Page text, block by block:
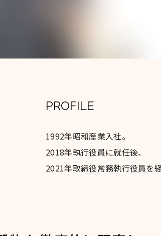
PROFILE
1992年昭和産業入社。
2018年執行役員に就任後、
2021年取締役常務執行役員を